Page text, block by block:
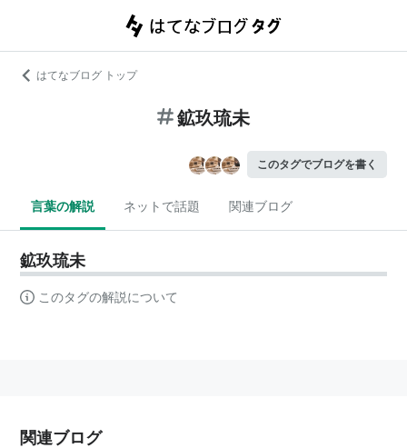
はてなブログ トップ
鉱玖琉未
このタグでブログを書く
言葉の解説 ネットで話題 関連ブログ
鉱玖琉未
このタグの解説について
関連ブログ